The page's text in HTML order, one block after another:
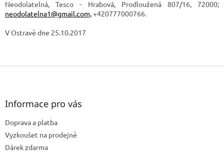
Neodolatelná, Tesco - Hrabová, Prodloužená 807/16, 72000;
neodolatelna1@gmail.com,+420777000766.
V Ostravě dne 25.10.2017
Z
Informace pro vás
Doprava a platba
Vyzkoušet na prodejně
Dárek zdarma